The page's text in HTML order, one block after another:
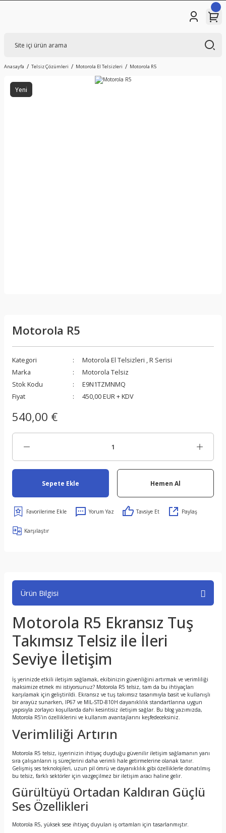
Anasayfa Telsiz Çözümleri Motorola El Telsizleri Motorola R5
Yeni
Motorola R5
Kategori Motorola El Telsizleri ,R Serisi
Marka
Motorola Telsiz
Stok Kodu
E9N1TZMNMQ
Fiyat
450,00 EUR + KDV
540,00 €
Sepete Ekle Hemen Al
Yorum Yaz Tavsiye Et Paylaş
Karşılaştır
Ürün Bilgisi
Motorola R5 Ekransız Tuş
Takımsız Telsiz ile İleri
Seviye İletişim
İş yerinizde etkili iletişim sağlamak, ekibinizin güvenliğini artırmak ve verimliliği
maksimize etmek mi istiyorsunuz? Motorola R5 telsiz, tam da bu ihtiyaçları
karşılamak için geliştirildi. Ekransız ve tuş takımsız tasarımıyla basit ve kullanışlı
bir arayüz sunarken, IP67 ve MIL-STD-810H dayanıklılık standartlarına uygun
yapısıyla zorlayıcı koşullarda dahi kesintisiz iletişim sağlar. Bu blog yazımızda,
Motorola R5’in özelliklerini ve kullanım avantajlarını keşfedeceksiniz.
Verimliliği Artırın
Motorola R5 telsiz, işyerinizin ihtiyaç duyduğu güvenilir iletişim sağlamanın yanı
sıra çalışanların iş süreçlerini daha verimli hale getirmelerine olanak tanır.
Gelişmiş ses teknolojileri, uzun pil ömrü ve dayanıklılık gibi özelliklerle donatılmış
bu telsiz, farklı sektörler için vazgeçilmez bir iletişim aracı haline gelir.
Gürültüyü Ortadan Kaldıran Güçlü
Ses Özellikleri
Motorola R5, yüksek sese ihtiyaç duyulan iş ortamları için tasarlanmıştır.